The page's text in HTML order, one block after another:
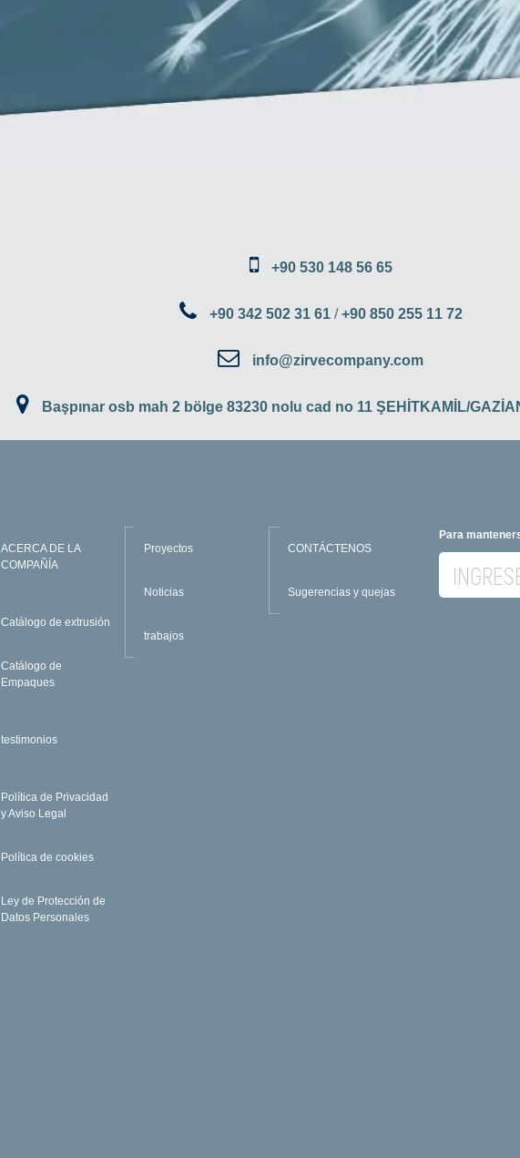
+90 530 148 56 65
+90 342 502 31 61/+90 850 255 11 72
info@zirvecompany.com
Başpınar osb mah 2 bölge 83230 nolu cad no 11 ŞEHİTKAMİL/
ACERCA DE LA
COMPAÑÍA
Catálogo de extrusión
Catálogo de
Empaques
testimonios
Política de Privacidad
y Aviso Legal
Política de cookies
Ley de Protección de
Datos Personales
Proyectos
Noticias
trabajos
CONTÁCTENOS
Sugerencias y quejas
Para